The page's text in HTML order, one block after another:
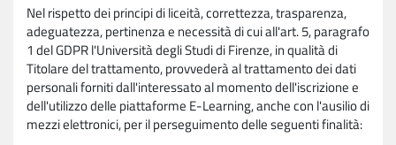
Nel rispetto dei principi di liceità, correttezza, trasparenza,
adeguatezza, pertinenza e necessità di cui all'art. 5, paragrafo
1 del GDPR l'Università degli Studi di Firenze, in qualità di
Titolare del trattamento, provvederà al trattamento dei dati
personali forniti dall'interessato al momento dell'iscrizione e
dell'utilizzo delle piattaforme E-Learning, anche con l'ausilio di
mezzi elettronici, per il perseguimento delle seguenti finalità: